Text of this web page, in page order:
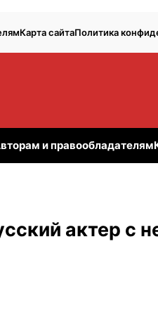
Карта сайтаПолитика
и правообладателям
актер с